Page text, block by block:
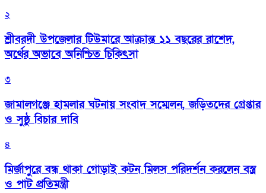
২
শ্রীবরদী উপজেলার টিউমারে আক্রান্ত ১১ বছরের রাশেদ,
অর্থের অভাবে অনিশ্চিত চিকিৎসা
৩
জামালগঞ্জে হামলার ঘটনায় সংবাদ সম্মেলন, জড়িতদের গ্রেপ্তার
ও সুষ্ঠু বিচার দাবি
৪
মির্জাপুরে বন্ধ থাকা গোড়াই কটন মিলস পরিদর্শন করলেন বস্ত্র
ও পাট প্রতিমন্ত্রী